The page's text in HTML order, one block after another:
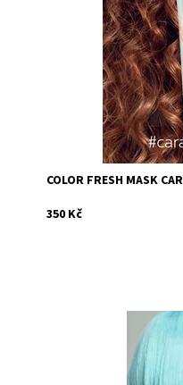
produktem, který
tonalitu vlasů, díky
COLOR FRESH MASK
350 Kč
Maska Color Fresh
který dodává a
díky přímo působícím